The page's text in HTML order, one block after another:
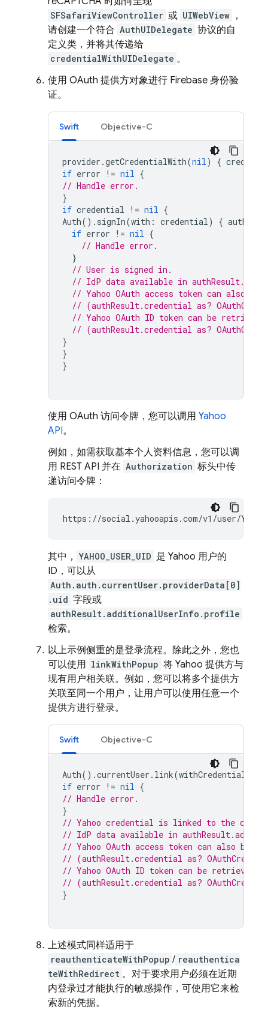
SFSafariViewController 或 UIWebView ，
请创建一个符合 AuthUIDelegate 协议的自
定义类，并将其传递给
credentialWithUIDelegate 。
使用 OAuth 提供方对象进行 Firebase 身份验
证。
Swift Objective-C
provider .getCredentialWith(nil) {
if error != nil {
// Handle error.
}
if credential != nil {
Auth(). signIn(with : credential) {
if error != nil {
// Handle error.
}
// User is signed in.
// IdP data available in
// Yahoo OAuth access token can also
// (authResult.credential as?
// Yahoo OAuth ID token can be
// (authResult.credential as?
}
}
}
使用 OAuth 访问令牌，您可以调用 Yahoo
API。
例如，如需获取基本个人资料信息，您可以调
用 REST API 并在 Authorization 标头中传
递访问令牌：
https://social.yahooapis.com/v1/user/
其中， YAHOO_USER_UID 是 Yahoo 用户的
ID，可以从
Auth.auth.currentUser.providerData[0]
.uid 字段或
authResult.additionalUserInfo.profile
检索。
以上示例侧重的是登录流程。除此之外，您也
可以使用 linkWithPopup 将 Yahoo 提供方与
现有用户相关联。例如，您可以将多个提供方
关联至同一个用户，让用户可以使用任意一个
提供方进行登录。
Swift Objective-C
Auth().currentUser . link(withCredential
if error != nil {
// Handle error.
}
// Yahoo credential is linked to the
// IdP data available in
// Yahoo OAuth access token can also be
// (authResult.credential as?
// Yahoo OAuth ID token can be retrieved
// (authResult.credential as?
}
上述模式同样适用于
reauthenticateWithPopup / reauthentica
teWithRedirect 。对于要求用户必须在近期
内登录过才能执行的敏感操作，可使用它来检
索新的凭据。